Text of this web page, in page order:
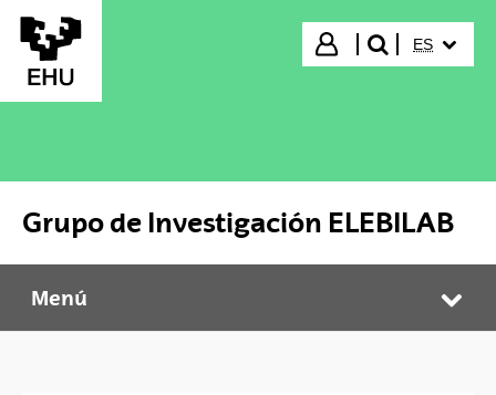
Saltar al contenido principal
Iniciar sesión
buscar"
ES
Grupo de Investigación ELEBILAB
Grupo de Investigación ELEBILAB
Menú